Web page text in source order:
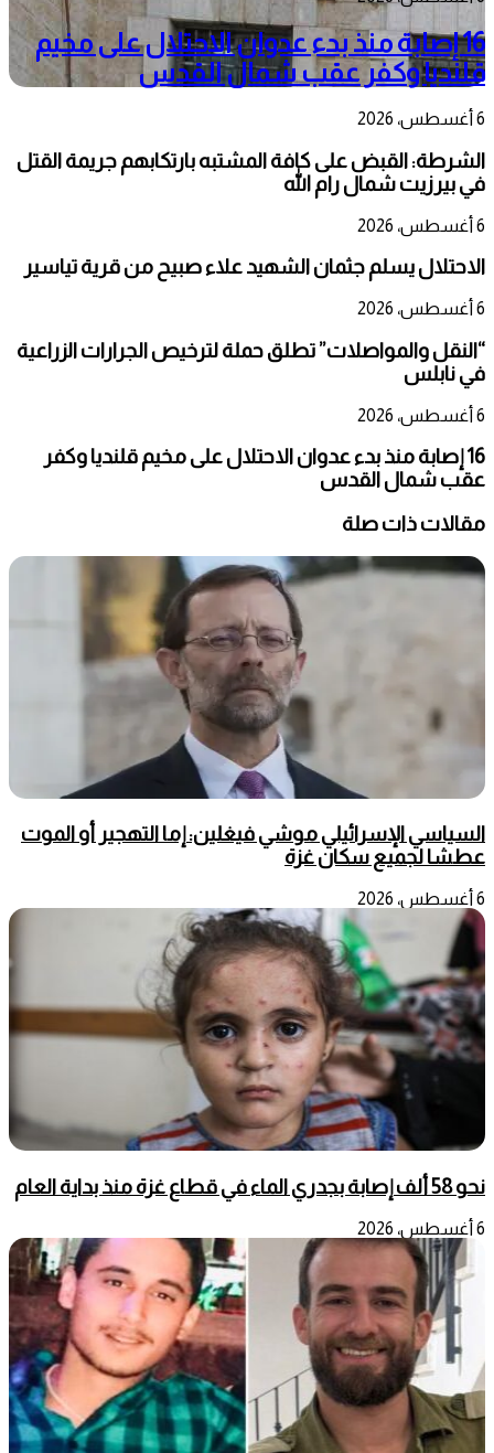
16 إصابة منذ بدء عدوان الاحتلال على مخيم
قلنديا وكفر عقب شمال القدس
6 أغسطس، 2026
الشرطة: القبض على كافة المشتبه بارتكابهم جريمة القتل
في بيرزيت شمال رام الله
6 أغسطس، 2026
الاحتلال يسلم جثمان الشهيد علاء صبيح من قرية تياسير
6 أغسطس، 2026
“النقل والمواصلات” تطلق حملة لترخيص الجرارات الزراعية
في نابلس
6 أغسطس، 2026
16 إصابة منذ بدء عدوان الاحتلال على مخيم قلنديا وكفر
عقب شمال القدس
مقالات ذات صلة
السياسي الإسرائيلي موشي فيغلين: إما التهجير أو الموت
عطشا لجميع سكان غزة
6 أغسطس، 2026
نحو 58 ألف إصابة بجدري الماء في قطاع غزة منذ بداية العام
6 أغسطس، 2026